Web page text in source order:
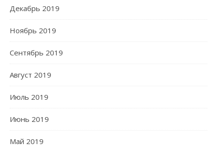
Декабрь 2019
Ноябрь 2019
Сентябрь 2019
Август 2019
Июль 2019
Июнь 2019
Май 2019